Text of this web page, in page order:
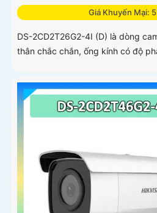
Giá Khuyến Mại:
DS-2CD2T26G2-4I (D) là dòng
thân chắc chắn, ống kính có độ